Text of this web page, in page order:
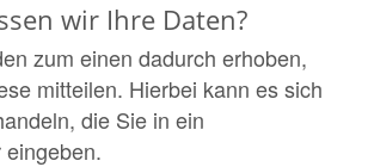
wir Ihre Daten?
zum einen dadurch erhoben,
mitteilen. Hierbei kann es sich
die Sie in ein